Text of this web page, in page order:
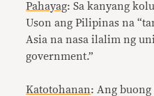
Pahayag: Sa kanyang
Uson ang Pilipinas na
Asia na nasa ilalim ng
government.”
Katotohanan: Ang buong